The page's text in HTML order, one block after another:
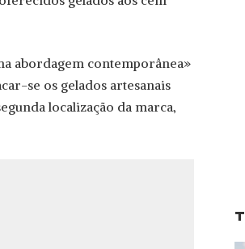
abordagem contemporânea»
se os gelados artesanais
localização da marca,